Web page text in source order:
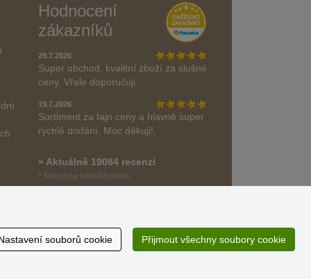
Hodnocení
zákazníků
29.7.2026
Super obchod, kvalitní zboží za slušné
ceny. Vřele doporučuji.
19.7.2026
Sortiment za fajn ceny a hlavně super
rychlé dodání. Moc děkuji!.
» Aktuálně 19084 recenzí
* Recenze neověřujeme
souborů cookie Přijmout všechny soubory cookie